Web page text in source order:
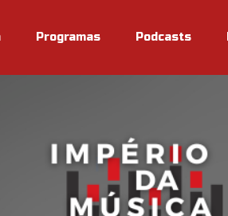
Programas Podcasts